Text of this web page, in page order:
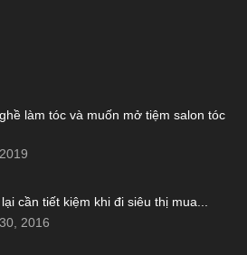
làm tóc và muốn mở tiệm salon tóc
cần tiết kiệm khi đi siêu thị mua...
2016